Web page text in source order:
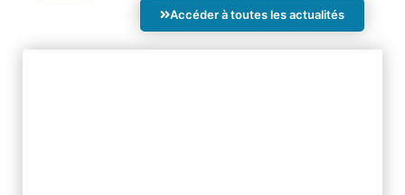
Accéder à toutes les actualités